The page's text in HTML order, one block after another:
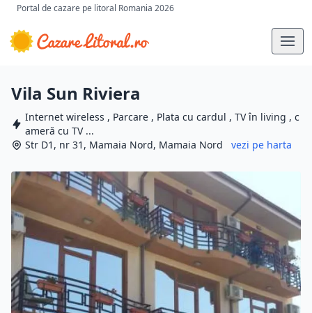
Portal de cazare pe litoral Romania 2026
Vila Sun Riviera
Internet wireless , Parcare , Plata cu cardul , TV în living , c
ameră cu TV ...
Str D1, nr 31, Mamaia Nord, Mamaia Nord
vezi pe harta